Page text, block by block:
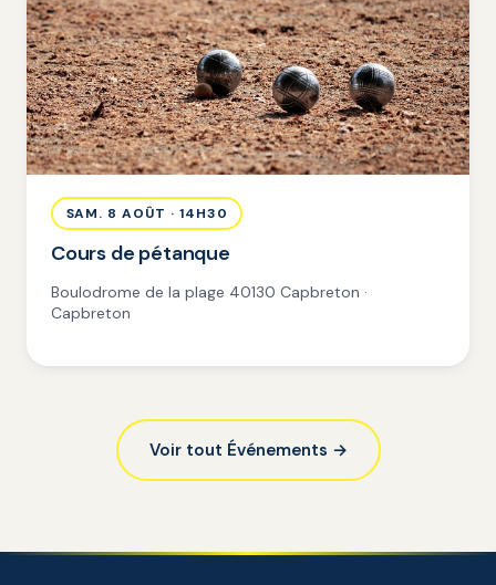
SAM. 8 AOÛT · 14H30
Cours de pétanque
Boulodrome de la plage 40130 Capbreton ·
Capbreton
Voir tout Événements →